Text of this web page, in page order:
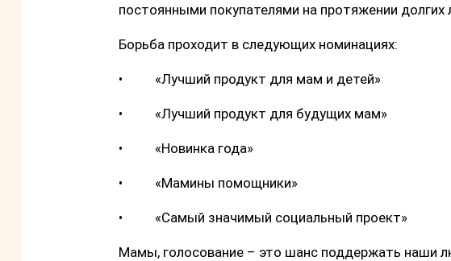
постоянными покупателями на протяжении долгих
Борьба проходит в следующих номинациях:
• «Лучший продукт для мам и детей»
• «Лучший продукт для будущих мам»
• «Новинка года»
• «Мамины помощники»
• «Самый значимый социальный проект»
Мамы, голосование – это шанс поддержать наши